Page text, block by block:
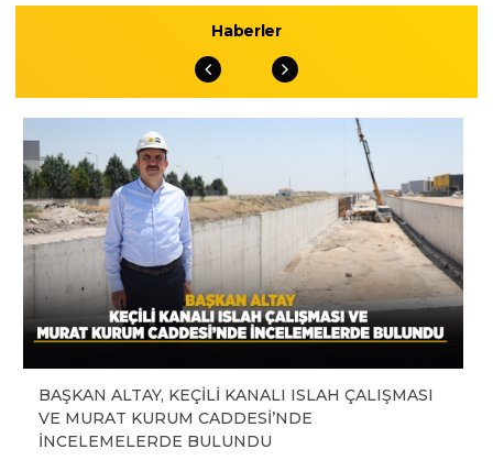
Haberler
BAŞKAN ALTAY, KEÇİLİ KANALI ISLAH ÇALIŞMASI
VE MURAT KURUM CADDESİ’NDE
İNCELEMELERDE BULUNDU